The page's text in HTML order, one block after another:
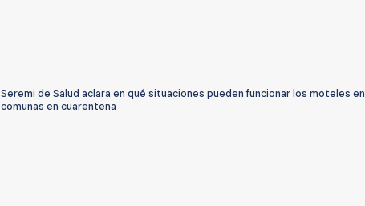
Seremi de Salud aclara en qué situaciones pueden funcionar los moteles en
comunas en cuarentena